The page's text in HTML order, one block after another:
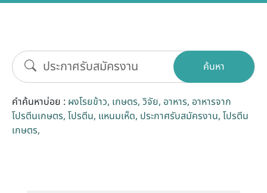
บุคลากรสถาบัน
ระบบสารสนเทศ (ใน)
ค้นหา
คำค้นหาบ่อย : ผงโรยข้าว เกษตร วิจัย อาหาร อาหารจาก
โปรตีนเกษตร โปรตีน แหนมเห็ด ประกาศรับสมัครงาน โปรตีน
เกษตร